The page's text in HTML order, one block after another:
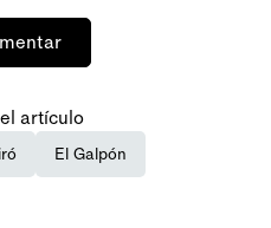
artículo
El Galpón